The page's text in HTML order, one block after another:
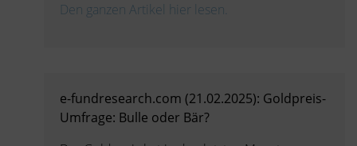
Den ganzen Artikel hier lesen.
e-fundresearch.com (21.02.2025): Goldpreis-
Umfrage: Bulle oder Bär?